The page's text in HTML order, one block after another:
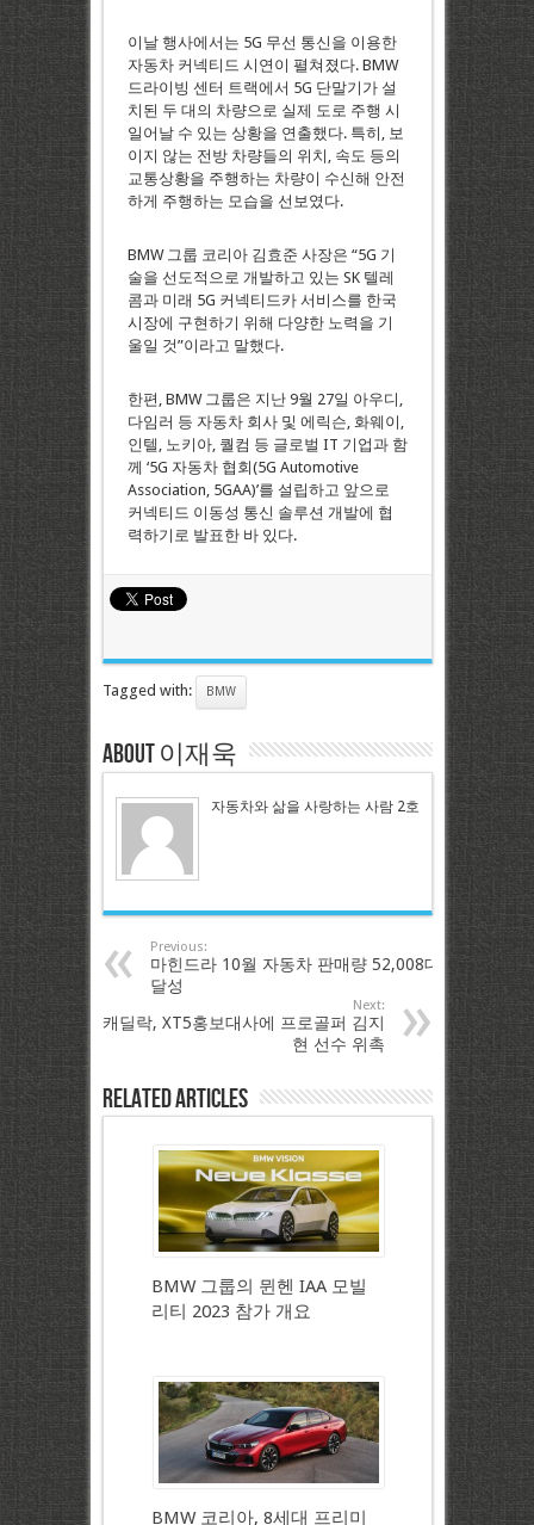
이날 행사에서는 5G 무선 통신을 이용한
자동차 커넥티드 시연이 펼쳐졌다. BMW
드라이빙 센터 트랙에서 5G 단말기가 설
치된 두 대의 차량으로 실제 도로 주행 시
일어날 수 있는 상황을 연출했다. 특히, 보
이지 않는 전방 차량들의 위치, 속도 등의
교통상황을 주행하는 차량이 수신해 안전
하게 주행하는 모습을 선보였다.
BMW 그룹 코리아 김효준 사장은 “5G 기
술을 선도적으로 개발하고 있는 SK 텔레
콤과 미래 5G 커넥티드카 서비스를 한국
시장에 구현하기 위해 다양한 노력을 기
울일 것”이라고 말했다.
한편, BMW 그룹은 지난 9월 27일 아우디,
다임러 등 자동차 회사 및 에릭슨, 화웨이,
인텔, 노키아, 퀄컴 등 글로벌 IT 기업과 함
께 ‘5G 자동차 협회(5G Automotive
Association, 5GAA)’를 설립하고 앞으로
커넥티드 이동성 통신 솔루션 개발에 협
력하기로 발표한 바 있다.
Tagged with: BMW
About 이재욱
자동차와 삶을 사랑하는 사람 2호
Previous:
마힌드라 10월 자동차 판매량 52,008대
달성
Next:
캐딜락, XT5홍보대사에 프로골퍼 김지
현 선수 위촉
Related Articles
BMW 그룹의 뮌헨 IAA 모빌
리티 2023 참가 개요
BMW 코리아, 8세대 프리미